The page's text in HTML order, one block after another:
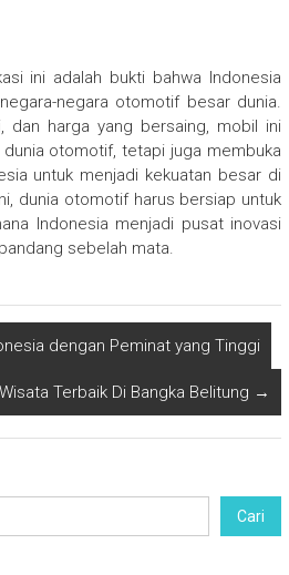
ini adalah bukti bahwa Indonesia
negara otomotif besar dunia.
dan harga yang bersaing, mobil ini
otomotif, tetapi juga membuka
untuk menjadi kekuatan besar di
dunia otomotif harus bersiap untuk
Indonesia menjadi pusat inovasi
sebelah mata.
dengan Peminat yang Tinggi
Terbaik Di Bangka Belitung →
Cari